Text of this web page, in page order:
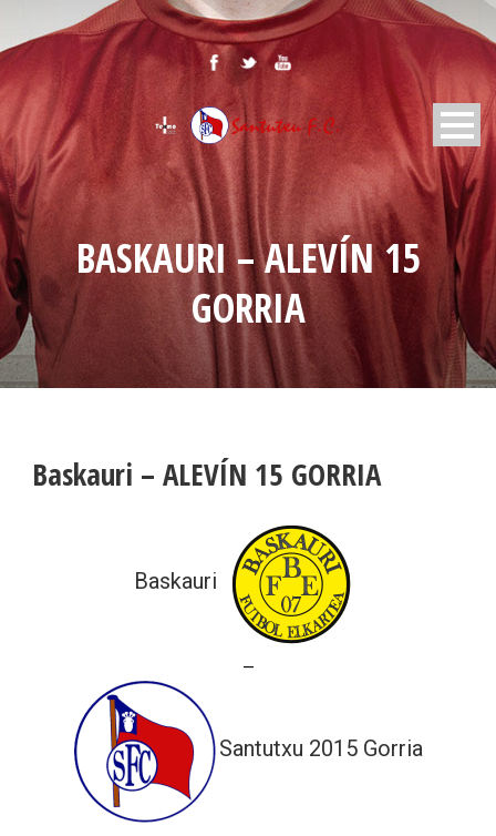
BASKAURI – ALEVÍN 15
GORRIA
Baskauri – ALEVÍN 15 GORRIA
Baskauri
—
Santutxu 2015 Gorria